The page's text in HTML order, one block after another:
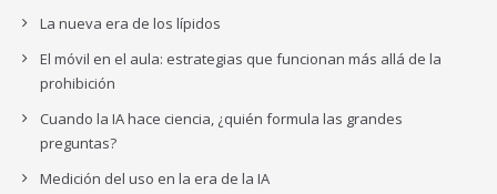
La nueva era de los lípidos
El móvil en el aula: estrategias que funcionan más allá de la
prohibición
Cuando la IA hace ciencia, ¿quién formula las grandes
preguntas?
Medición del uso en la era de la IA